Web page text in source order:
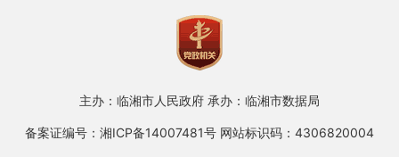
主办：临湘市人民政府 承办：临湘市数据局
备案证编号：湘ICP备14007481号 网站标识码：4306820004